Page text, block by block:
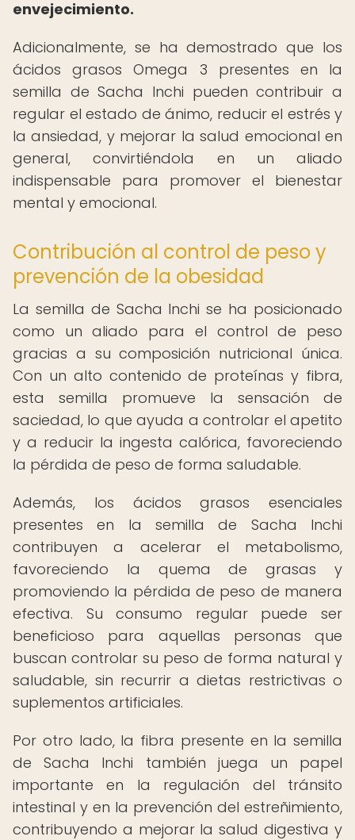
envejecimiento.
Adicionalmente, se ha demostrado que los
ácidos grasos Omega 3 presentes en la
semilla de Sacha Inchi pueden contribuir a
regular el estado de ánimo, reducir el estrés y
la ansiedad, y mejorar la salud emocional en
general, convirtiéndola en un aliado
indispensable para promover el bienestar
mental y emocional.
Contribución al control de peso y
prevención de la obesidad
La semilla de Sacha Inchi se ha posicionado
como un aliado para el control de peso
gracias a su composición nutricional única.
Con un alto contenido de proteínas y fibra,
esta semilla promueve la sensación de
saciedad, lo que ayuda a controlar el apetito
y a reducir la ingesta calórica, favoreciendo
la pérdida de peso de forma saludable.
Además, los ácidos grasos esenciales
presentes en la semilla de Sacha Inchi
contribuyen a acelerar el metabolismo,
favoreciendo la quema de grasas y
promoviendo la pérdida de peso de manera
efectiva. Su consumo regular puede ser
beneficioso para aquellas personas que
buscan controlar su peso de forma natural y
saludable, sin recurrir a dietas restrictivas o
suplementos artificiales.
Por otro lado, la fibra presente en la semilla
de Sacha Inchi también juega un papel
importante en la regulación del tránsito
intestinal y en la prevención del estreñimiento,
contribuyendo a mejorar la salud digestiva y